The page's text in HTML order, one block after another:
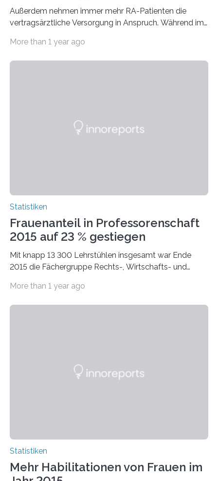
Außerdem nehmen immer mehr RA-Patienten die
vertragsärztliche Versorgung in Anspruch. Während im
More than 1 year ago
Statistiken
Frauenanteil in Professorenschaft
2015 auf 23 % gestiegen
Mit knapp 13 300 Lehrstühlen insgesamt war Ende
2015 die Fächergruppe Rechts-, Wirtschafts- und
bei…
More than 1 year ago
Statistiken
Mehr Habilitationen von Frauen im